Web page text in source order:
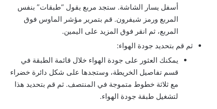
أسفل يسار الشاشة. ستجد مربع يقول “طبقات” بنفس
المربع ورمز شيفرون. قم بتمرير مؤشر الماوس فوق
المربع، ثم انقر فوق المزيد على اليمين.
ثم قم بتحديد جودة الهواء:
يمكنك العثور على جودة الهواء خلال قائمة الطبقة في
قسم تفاصيل الخريطة، وستجدها على شكل دائرة خضراء
مع ثلاثة خطوط متموجة في المنتصف. ثم قم بتحديد هذا
لتشغيل طبقة جودة الهواء.